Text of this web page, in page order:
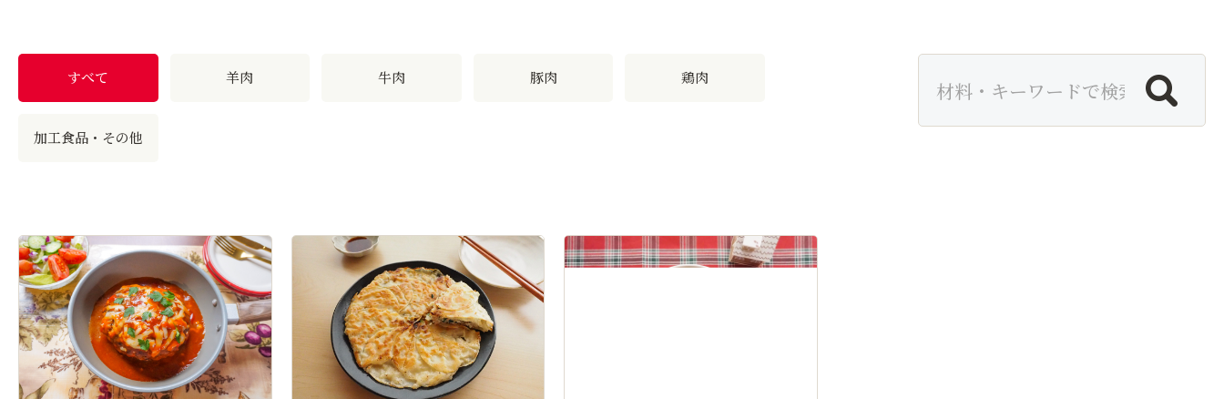
すべて 羊肉 牛肉 豚肉 鶏肉
加工食品・その他